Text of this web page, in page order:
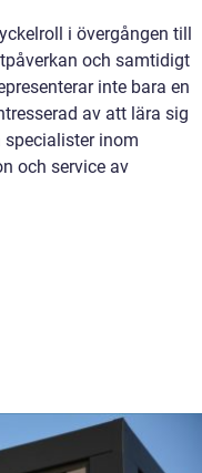
i övergången till
och samtidigt
inte bara en
av att lära sig
inom
och service av